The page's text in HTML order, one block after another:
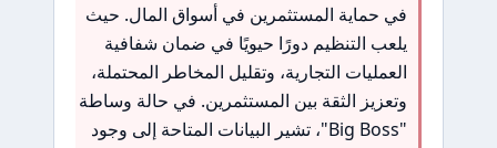
في حماية المستثمرين في أسواق المال. حيث
يلعب التنظيم دورًا حيويًا في ضمان شفافية
العمليات التجارية، وتقليل المخاطر المحتملة،
وتعزيز الثقة بين المستثمرين. في حالة وساطة
"Big Boss"، تشير البيانات المتاحة إلى وجود